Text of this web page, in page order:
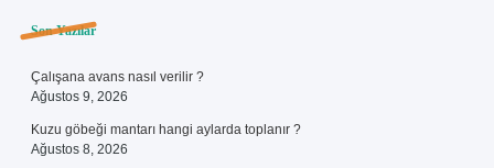
Sidebar
Son Yazılar
Çalışana avans nasıl verilir ?
Ağustos 9, 2026
Kuzu göbeği mantarı hangi aylarda toplanır ?
Ağustos 8, 2026